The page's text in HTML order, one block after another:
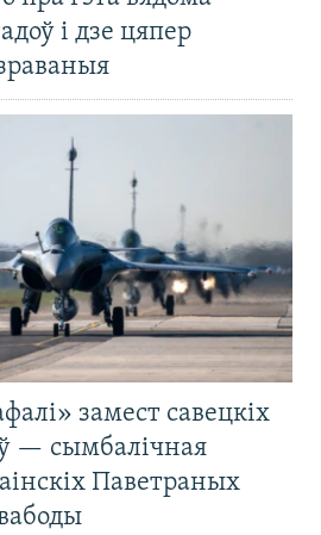
і дзе цяпер
замест савецкіх
— сымбалічная
Паветраных